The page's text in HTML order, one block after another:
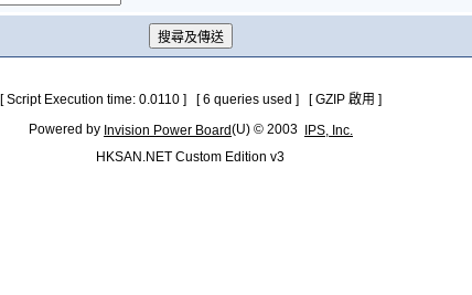
[ Script Execution time: 0.0110 ] [ 6 queries used ] [ GZIP 啟用 ]
Powered by Invision Power Board(U) © 2003
IPS, Inc.
HKSAN.NET Custom Edition v3